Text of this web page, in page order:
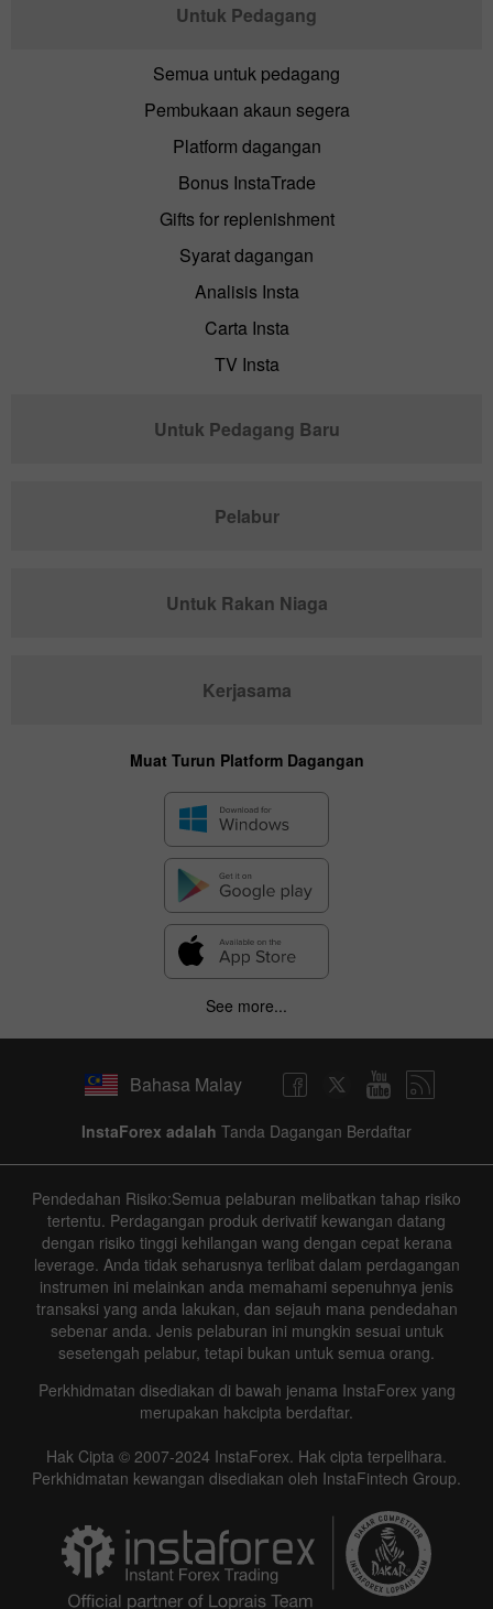
Untuk Pedagang
Semua untuk pedagang
Pembukaan akaun segera
Platform dagangan
Bonus InstaTrade
Gifts for replenishment
Syarat dagangan
Analisis Insta
Carta Insta
TV Insta
Untuk Pedagang Baru
Pelabur
Untuk Rakan Niaga
Kerjasama
Muat Turun Platform Dagangan
See more...
Bahasa Malay
InstaForex adalah Tanda Dagangan Berdaftar
Pendedahan Risiko:Semua pelaburan melibatkan tahap risiko
tertentu. Perdagangan produk derivatif kewangan datang
dengan risiko tinggi kehilangan wang dengan cepat kerana
leverage. Anda tidak seharusnya terlibat dalam perdagangan
instrumen ini melainkan anda memahami sepenuhnya jenis
transaksi yang anda lakukan, dan sejauh mana pendedahan
sebenar anda. Jenis pelaburan ini mungkin sesuai untuk
sesetengah pelabur, tetapi bukan untuk semua orang.
Perkhidmatan disediakan di bawah jenama InstaForex yang
merupakan hakcipta berdaftar.
Hak Cipta © 2007-2024 InstaForex. Hak cipta terpelihara.
Perkhidmatan kewangan disediakan oleh InstaFintech Group.